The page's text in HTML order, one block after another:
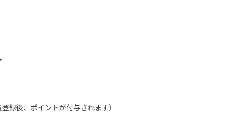
録後、ポイントが付与されます）